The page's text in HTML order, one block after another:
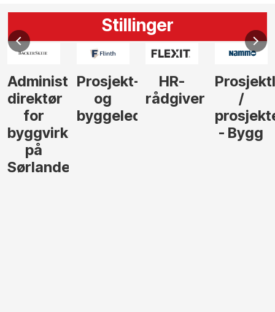
Stillinger
Administrerende
direktør
for
byggvirksomhet
på
Sørlandet
Prosjekt-
og
byggeleder
HR-
rådgiver
/
- Bygg